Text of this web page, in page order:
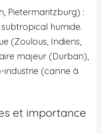
Pietermaritzburg) :
humide.
(Zoulous, Indiens,
majeur (Durban),
industrie (canne à
et importance